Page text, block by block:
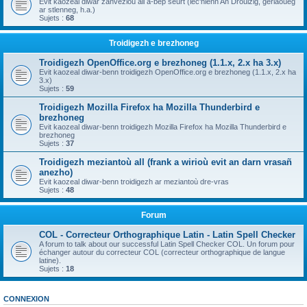
ar stlenneg, h.a.)
Sujets : 68
Troidigezh e brezhoneg
Troidigezh OpenOffice.org e brezhoneg (1.1.x, 2.x ha 3.x)
Evit kaozeal diwar-benn troidigezh OpenOffice.org e brezhoneg (1.1.x, 2.x ha
3.x)
Sujets : 59
Troidigezh Mozilla Firefox ha Mozilla Thunderbird e
brezhoneg
Evit kaozeal diwar-benn troidigezh Mozilla Firefox ha Mozilla Thunderbird e
brezhoneg
Sujets : 37
Troidigezh meziantoù all (frank a wirioù evit an darn vrasañ
anezho)
Evit kaozeal diwar-benn troidigezh ar meziantoù dre-vras
Sujets : 48
Forum
COL - Correcteur Orthographique Latin - Latin Spell Checker
A forum to talk about our successful Latin Spell Checker COL. Un forum pour
échanger autour du correcteur COL (correcteur orthographique de langue
latine).
Sujets : 18
CONNEXION